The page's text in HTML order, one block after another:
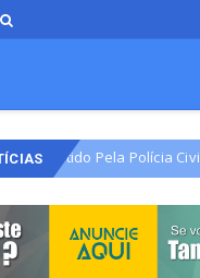
Polícia Civil Em